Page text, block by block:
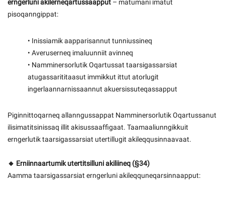
erngerluni akilerneqartussaapput – matumani imatut
pisoqanngippat:
• Inissiamik aapparisannut tunniussineq
• Averuserneq imaluunniit avinneq
• Namminersorlutik Oqartussat taarsigassarsiat
atugassarititaasut immikkut ittut atorlugit
ingerlaannarnissaannut akuersissuteqassapput
Piginnittoqarneq allanngussappat Namminersorlutik Oqartussanut
ilisimatitsinissaq illit akisussaaffigaat. Taamaaliunngikkuit
erngerlutik taarsigassarsiat utertillugit akileqqusinnaavaat.
🔸 Erniinnaartumik utertitsilluni akiliineq (§34)
Aamma taarsigassarsiat erngerluni akileqquneqarsinnaapput: